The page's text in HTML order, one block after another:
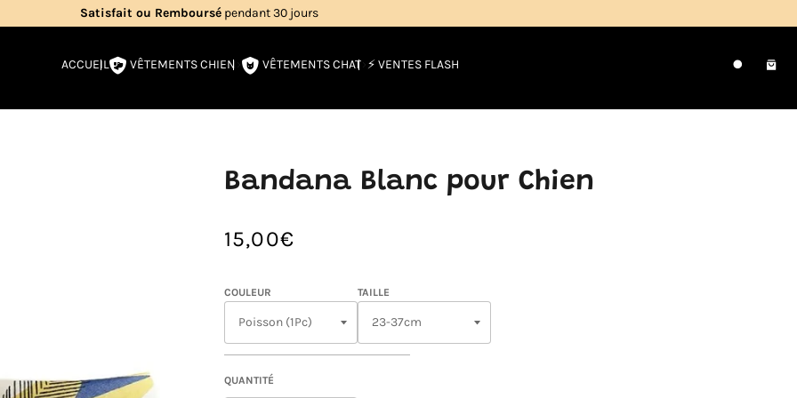
Livraison gratuiteen France métropolitaine
ACCUEIL VÊTEMENTS CHIEN VÊTEMENTS CHAT ⚡️ VENTES FLASH Recherche
Bandana Blanc pour Chien
15,00€
/
UNITAIRE
COULEUR TAILLE
QUANTITÉ